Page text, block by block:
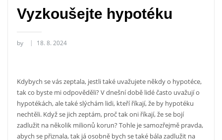
Vyzkoušejte hypotéku
by 18. 8. 2024
Kdybych se vás zeptala, jestli také uvažujete někdy o hypotéce,
tak co byste mi odpověděli? V dnešní době lidé často uvažují o
hypotékách, ale také slýchám lidi, kteří říkají, že by hypotéku
nechtěli. Když se jich zeptám, proč tak oni říkají, že se bojí
zadlužit na několik milionů korun? Tohle je samozřejmě pravda,
abych se přiznala, tak já osobně bych se také bála zadlužit na